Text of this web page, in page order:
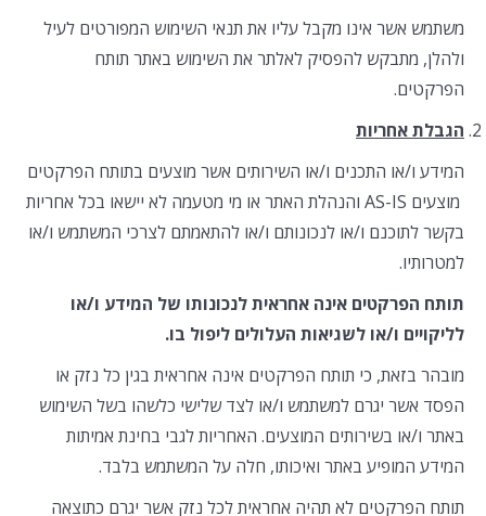
משתמש אשר אינו מקבל עליו את תנאי השימוש המפורטים לעיל
ולהלן, מתבקש להפסיק לאלתר את השימוש באתר תותח
הפרקטים.
הגבלת אחריות
המידע ו/או התכנים ו/או השירותים אשר מוצעים בתותח הפרקטים
מוצעים AS-IS והנהלת האתר או מי מטעמה לא יישאו בכל אחריות
בקשר לתוכנם ו/או לנכונותם ו/או להתאמתם לצרכי המשתמש ו/או
למטרותיו.
תותח הפרקטים אינה אחראית לנכונותו של המידע ו/או
לליקויים ו/או לשגיאות העלולים ליפול בו.
מובהר בזאת, כי תותח הפרקטים אינה אחראית בגין כל נזק או
הפסד אשר יגרם למשתמש ו/או לצד שלישי כלשהו בשל השימוש
באתר ו/או בשירותים המוצעים. האחריות לגבי בחינת אמיתות
המידע המופיע באתר ואיכותו, חלה על המשתמש בלבד.
תותח הפרקטים לא תהיה אחראית לכל נזק אשר יגרם כתוצאה